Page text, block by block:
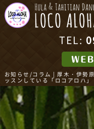
TEL:
お知らせ/コラム | 厚木・伊勢
ッスンしている「ロコアロハ」